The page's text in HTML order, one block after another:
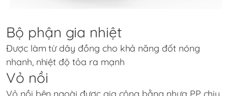
Bộ phận gia nhiệt
Được làm từ dây đồng cho khả năng đốt nóng
nhanh, nhiệt độ tỏa ra mạnh
Vỏ nồi